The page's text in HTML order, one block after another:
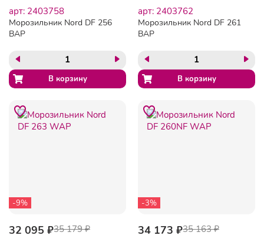
арт: 2403758
Морозильник Nord DF 256
BAP
арт: 2403762
Морозильник Nord DF 261
BAP
-9%
32 095 ₽35 179 ₽
-3%
34 173 ₽35 163 ₽